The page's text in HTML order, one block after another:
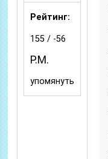
Рейтинг:
155 / -56
P.M.
упомянуть